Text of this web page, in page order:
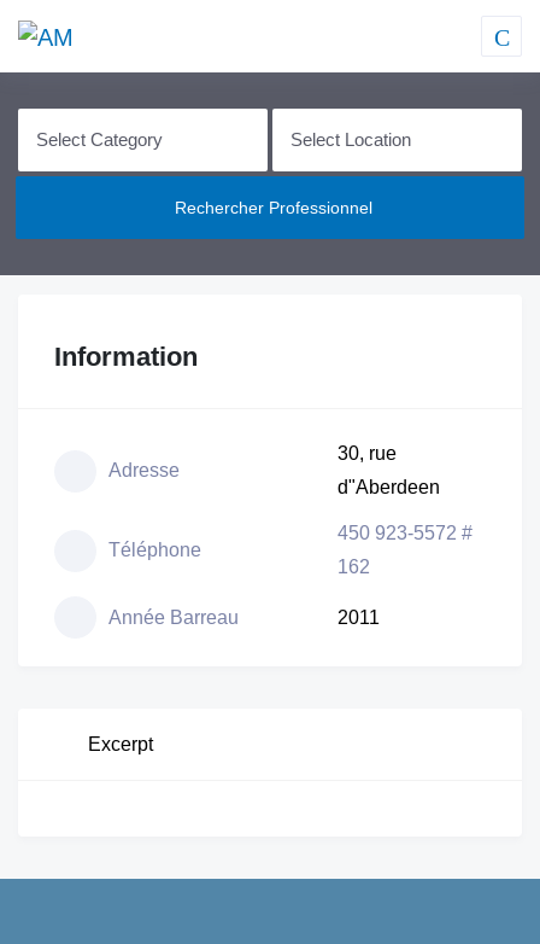
Rechercher Professionnel
Information
Adresse
30, rue
d"Aberdeen
Téléphone
450 923-5572 #
162
Année Barreau 2011
Excerpt